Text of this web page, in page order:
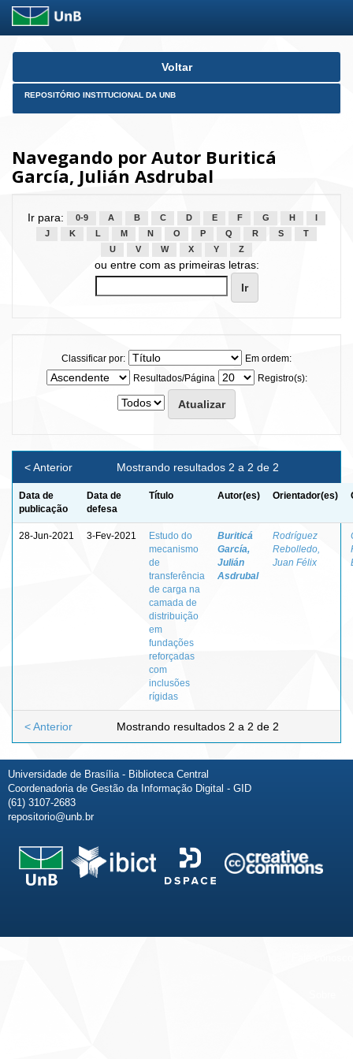
Skip
Voltar
REPOSITÓRIO INSTITUCIONAL DA UNB
Navegando por Autor Buriticá
García, Julián Asdrubal
Ir para: 0-9 A B C D E F G H
J
K L M N O P Q R S
T
U
V W X Y Z
ou entre com as primeiras letras:
Classificar por:
Em ordem:
Resultados/Página
Registro(s):
Mostrando resultados 2 a 2 de 2
< Anterior
Data de
publicação
Data de
defesa
Título Autor(es) Orientador(es)
28-Jun-2021 3-Fev-2021
Estudo do
mecanismo
de
transferência
de carga na
camada de
distribuição
em
fundações
reforçadas
com
inclusões
rígidas
Buriticá
García,
Julián
Asdrubal
Rodríguez
Rebolledo,
Juan Félix
Mostrando resultados 2 a 2 de 2
< Anterior
Universidade de Brasília - Biblioteca Central
Coordenadoria de Gestão da Informação Digital - GID
(61) 3107-2683
repositorio@unb.br